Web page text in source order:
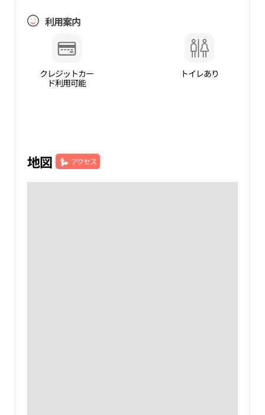
利用案内
クレジットカー
ド利用可能
トイレあり
地図 アクセス